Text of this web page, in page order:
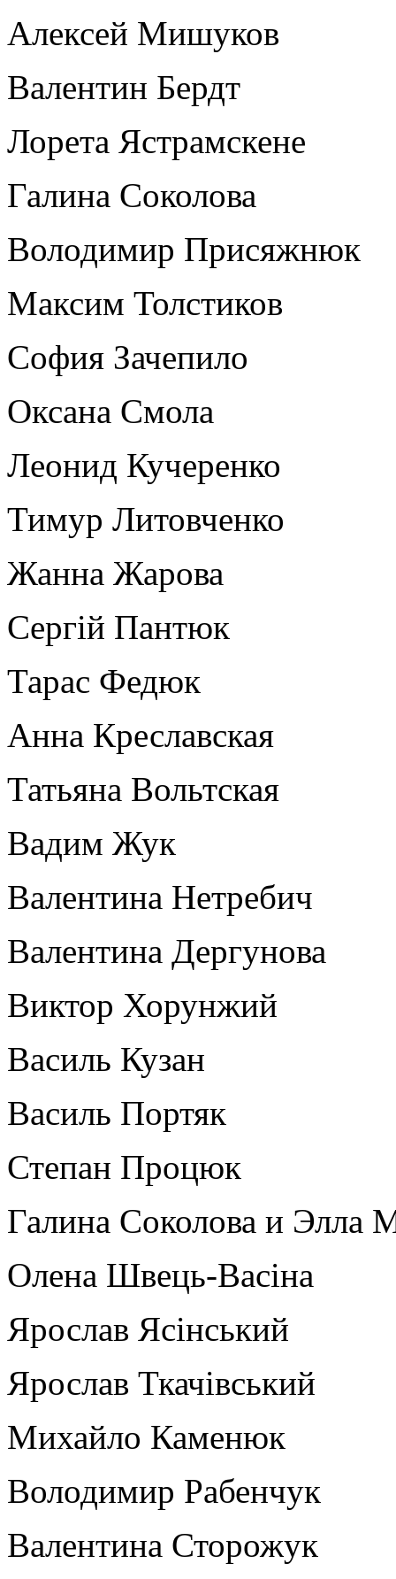
Алексей Мишуков
Валентин Бердт
Лорета Ястрамскене
Галина Соколова
Володимир Присяжнюк
Максим Толстиков
София Зачепило
Оксана Смола
Леонид Кучеренко
Тимур Литовченко
Жанна Жарова
Сергій Пантюк
Тарас Федюк
Анна Креславская
Татьяна Вольтская
Вадим Жук
Валентина Нетребич
Валентина Дергунова
Виктор Хорунжий
Василь Кузан
Василь Портяк
Степан Процюк
Галина Соколова и Элла
Олена Швець-Васіна
Ярослав Ясінський
Ярослав Ткачівський
Михайло Каменюк
Володимир Рабенчук
Валентина Сторожук